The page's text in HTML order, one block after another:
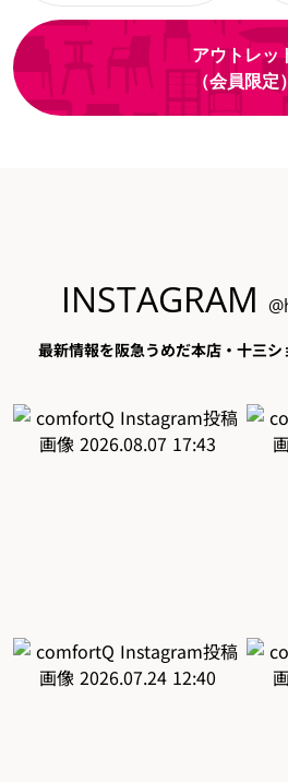
アウトレッ
（会員限定）
INSTAGRAM
最新情報を阪急うめだ本店・十三